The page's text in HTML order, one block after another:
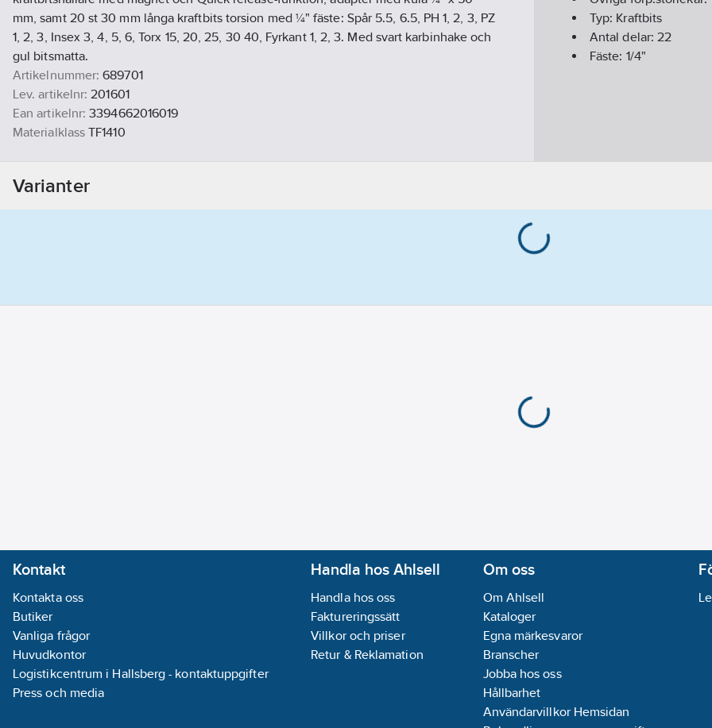
mm, samt 20 st 30 mm långa kraftbits torsion med ¼" fäste: Spår 5.5, 6.5, PH 1, 2, 3, PZ
1, 2, 3, Insex 3, 4, 5, 6, Torx 15, 20, 25, 30 40, Fyrkant 1, 2, 3. Med svart karbinhake och
gul bitsmatta.
Artikelnummer: 689701
Lev. artikelnr: 201601
Ean artikelnr: 3394662016019
Materialklass TF1410
Typ: Kraftbits
Antal delar:22
Fäste: 1/4"
Varianter
Kontakt
Kontakta oss
Butiker
Vanliga frågor
Huvudkontor
Logistikcentrum i Hallsberg - kontaktuppgifter
Press och media
Handla hos Ahlsell
Handla hos oss
Faktureringssätt
Villkor och priser
Retur & Reklamation
Om oss
Om Ahlsell
Kataloger
Egna märkesvaror
Branscher
Jobba hos oss
Hållbarhet
Användarvillkor Hemsidan